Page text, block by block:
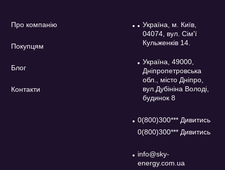
Про компанію
Покупцям
Блог
Контакти
Україна, м. Київ,
04074, вул. Сім'ї
Кульженків 14.
Україна, 49000,
Дніпропетровська
обл., місто Дніпро,
вул.Дубініна Володі,
будинок 8
0(800)300*** Дивитись
0(800)300*** Дивитись
info@sky-
energy.com.ua